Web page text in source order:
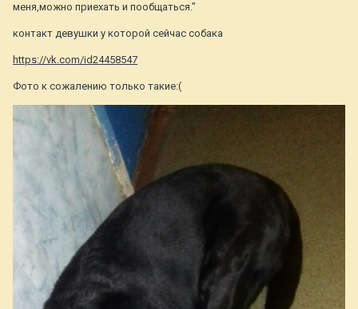
меня,можно приехать и пообщаться."
контакт девушки у которой сейчас собака
https://vk.com/id24458547
Фото к сожалению только такие:(